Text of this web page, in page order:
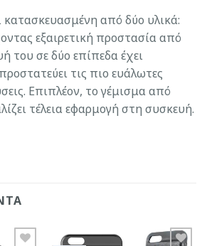
κατασκευασμένη από δύο υλικά:
εξαιρετική προστασία από
του σε δύο επίπεδα έχει
τις πιο ευάλωτες
Επιπλέον, το γέμισμα από
τέλεια εφαρμογή στη συσκευή.